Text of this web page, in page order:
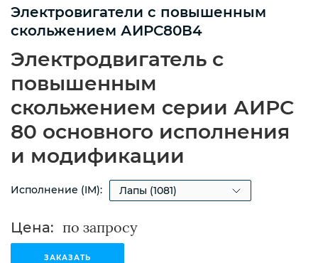
Электровигатели с повышенным
скольжением АИРС80В4
Электродвигатель с
повышенным
скольжением серии АИРС
80 основного исполнения
и модификации
Исполнение (IM):
Цена:
ЗАКАЗАТЬ